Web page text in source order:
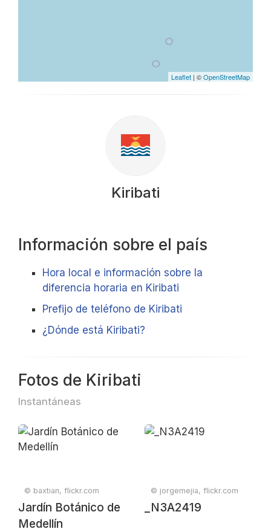
Leaflet | ©OpenStreetMap
Kiribati
Información sobre el país
Hora local e información sobre la
diferencia horaria en Kiribati
Prefijo de teléfono de Kiribati
¿Dónde está Kiribati?
Fotos de Kiribati
Instantáneas
© baxtian, flickr.com
Jardín Botánico de
Medellín
© jorgemejia, flickr.com
_N3A2419